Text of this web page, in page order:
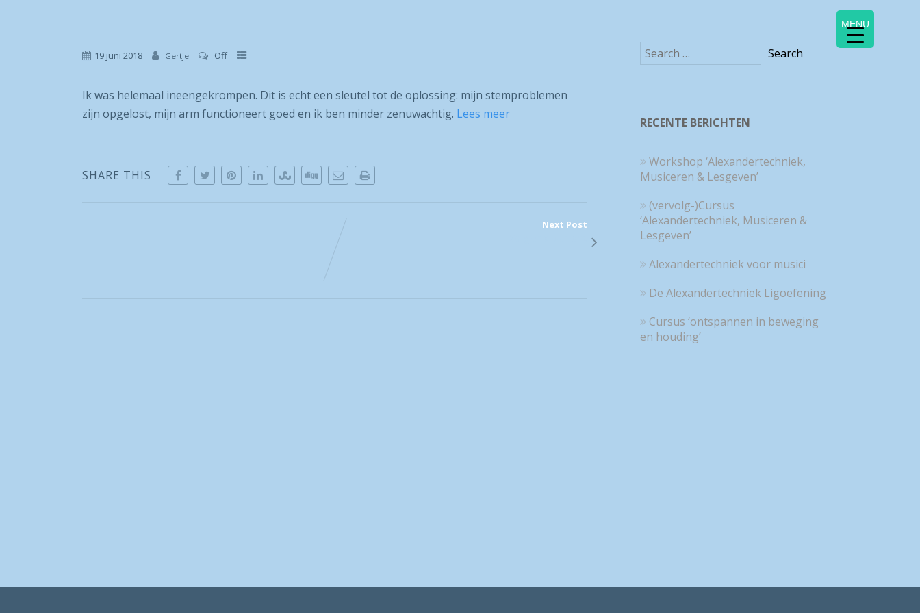
19 juni 2018 Gertje Off
Ik was helemaal ineengekrompen. Dit is echt een sleutel tot de oplossing: mijn stemproblemen
zijn opgelost, mijn arm functioneert goed en ik ben minder zenuwachtig. Lees meer
SHARE THIS
Next Post
RECENTE BERICHTEN
Workshop ‘Alexandertechniek,
Musiceren & Lesgeven’
(vervolg-)Cursus
‘Alexandertechniek, Musiceren &
Lesgeven’
Alexandertechniek voor musici
De Alexandertechniek Ligoefening
Cursus ‘ontspannen in beweging
en houding’
MENU